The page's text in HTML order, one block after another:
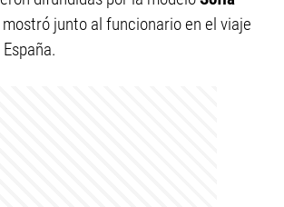
mostró junto al funcionario en el viaje
España.